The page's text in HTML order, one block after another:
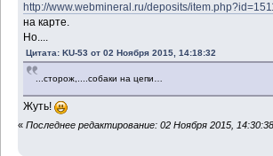
http://www.webmineral.ru/deposits/
на карте.
Но....
Цитата: KU-53 от 02 Ноября 2015, 14:18:32
...сторож,....собаки на цепи…
Жуть!
« Последнее редактирование: 02 Ноября 2015,